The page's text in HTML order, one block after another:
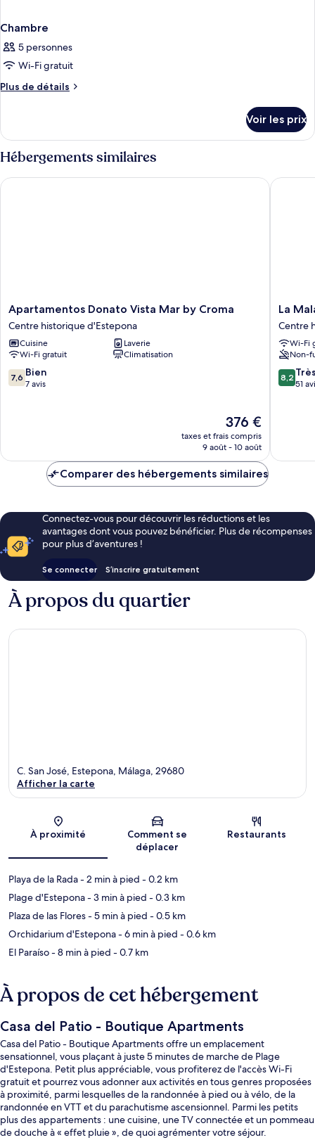
Chambre
5 personnes
Wi-Fi gratuit
Plus de détails
Plus
le
type
de
chambre
Chambre
Voir les prix
Hébergements similaires
Apartamentos
Donato
Vista
Mar
by
Croma
Centre
Apartamentos Donato Vista Mar by Croma
Centre historique d'Estepona
Cuisine
Laverie
Wi-Fi gratuit
Climatisation
7.6
sur
7,6 Bien
7 avis
Le
nouveau
prix
de
376 €
taxes et frais compris
9 août - 10 août
Apartamentos Donato Vista Mar by Croma
La
by
Croma
Centre
La
Centre
Wi-Fi
Non-
8.2
sur
8,2
51
La
Comparer des hébergements similaires
Connectez-vous pour découvrir les réductions et les
avantages dont vous pouvez bénéficier. Plus de récompenses
pour plus d’aventures !
Se connecter S’inscrire gratuitement
À propos du quartier
Carte
C. San José, Estepona, Málaga, 29680
Afficher la carte
À proximité
Comment se
déplacer
Restaurants
Playa de la Rada- 2 min à pied - 0.2 km
Plage d'Estepona- 3 min à pied - 0.3 km
Plaza de las Flores- 5 min à pied - 0.5 km
Orchidarium d'Estepona- 6 min à pied - 0.6 km
El Paraíso- 8 min à pied - 0.7 km
À propos de cet hébergement
Casa del Patio - Boutique Apartments
Casa del Patio - Boutique Apartments offre un emplacement
sensationnel, vous plaçant à juste 5 minutes de marche de Plage
d'Estepona. Petit plus appréciable, vous profiterez de l'accès Wi-Fi
gratuit et pourrez vous adonner aux activités en tous genres proposées
à proximité, parmi lesquelles de la randonnée à pied ou à vélo, de la
randonnée en VTT et du parachutisme ascensionnel. Parmi les petits
plus des appartements : une cuisine, une TV connectée et un pommeau
de douche à « effet pluie », de quoi agrémenter votre séjour.